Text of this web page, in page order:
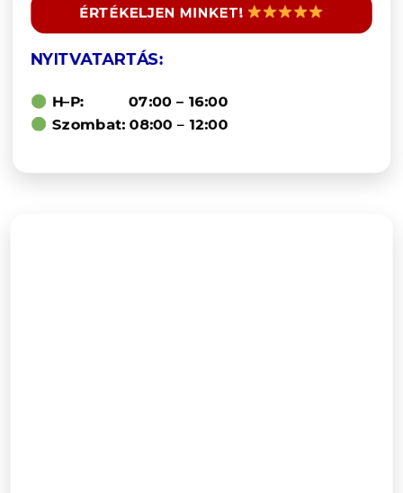
ÉRTÉKELJEN MINKET!
NYITVATARTÁS:
H–P: 07:00 – 16:00
Szombat: 08:00 – 12:00